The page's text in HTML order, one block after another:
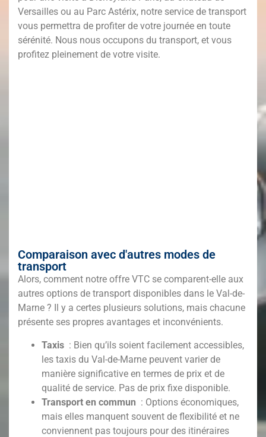
Versailles ou au Parc Astérix, notre service de transport
vous permettra de profiter de votre journée en toute
sérénité. Nous nous occupons du transport, et vous
profitez pleinement de votre visite.
Comparaison avec d'autres modes de
transport
Alors, comment notre offre VTC se comparent-elle aux
autres options de transport disponibles dans le Val-de-
Marne ? Il y a certes plusieurs solutions, mais chacune
présente ses propres avantages et inconvénients.
Taxis : Bien qu’ils soient facilement accessibles,
les taxis du Val-de-Marne peuvent varier de
manière significative en termes de prix et de
qualité de service. Pas de prix fixe disponible.
Transport en commun : Options économiques,
mais elles manquent souvent de flexibilité et ne
conviennent pas toujours pour des itinéraires